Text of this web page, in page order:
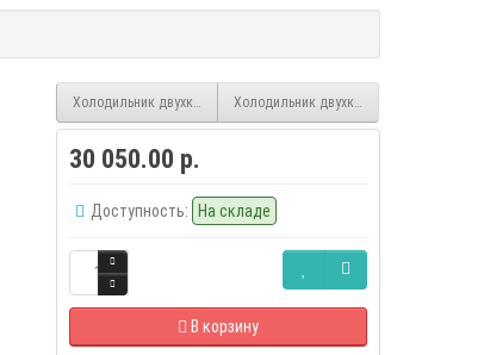
Холодильник двухкамерный Nordfrost NRB 131 W, белый
Холодильник двухкамерный Nordfrost
30 050.00 р.
Доступность: На складе
В корзину